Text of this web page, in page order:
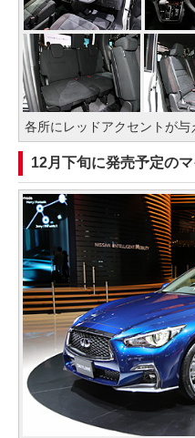
各所にレッドアクセントが与
12月下旬に発売予定の